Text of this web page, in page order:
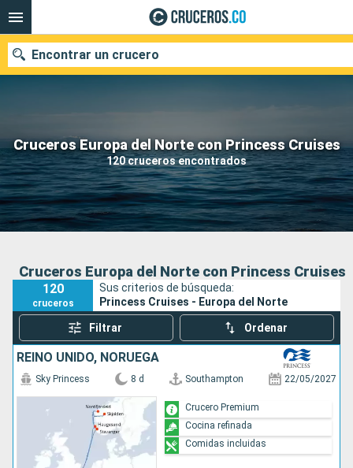
Cruceros Europa del Norte con Princess Cruises
120 cruceros encontrados
Encontrar un crucero
Fecha de salida
Buscar
Cruceros Europa del Norte con Princess Cruises
120
cruceros
Sus criterios de búsqueda:
Princess Cruises - Europa del Norte
Filtrar Ordenar
REINO UNIDO, NORUEGA
Sky Princess 8 d Southampton 22/05/2027
Crucero Premium
Cocina refinada
Comidas incluidas